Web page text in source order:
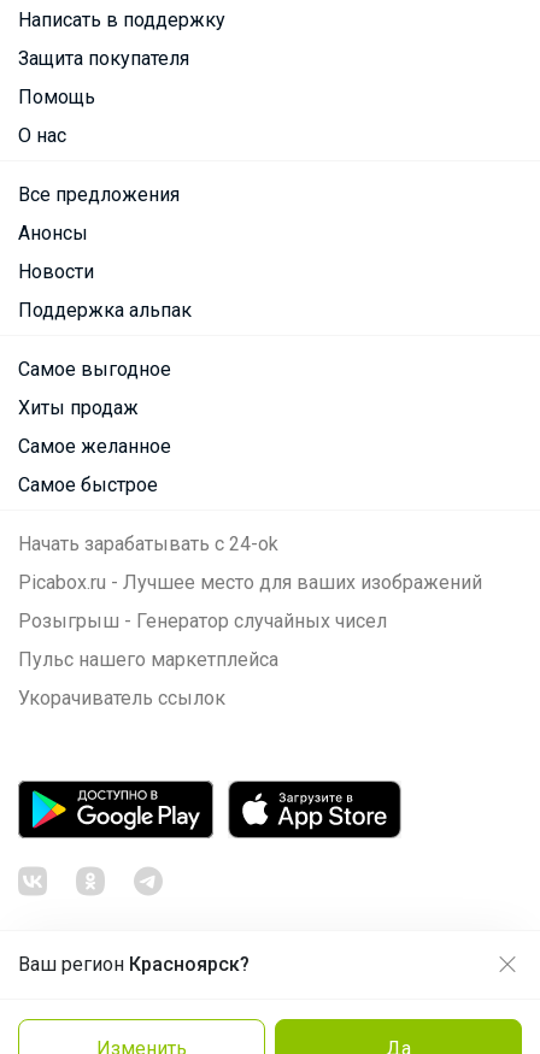
Ваш регион Красноярск?
Изменить Да
Написать в поддержку
Защита покупателя
Помощь
О нас
Все предложения
Анонсы
Новости
Поддержка альпак
Самое выгодное
Хиты продаж
Самое желанное
Самое быстрое
Начать зарабатывать с 24-ok
Picabox.ru - Лучшее место для ваших изображений
Розыгрыш - Генератор случайных чисел
Пульс нашего маркетплейса
Укорачиватель ссылок
Политика конфиденциальности
Продолжая использовать этот сайт и нажимая кнопку